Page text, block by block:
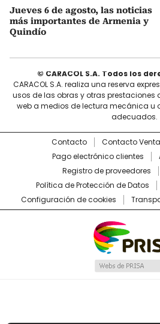
Jueves 6 de agosto, las noticias
más importantes de Armenia y
Quindío
© CARACOL S.A. Todos los
CARACOL S.A. realiza una reserva
usos de las obras y otras prestaciones
web a medios de lectura mecánica u
adecuados.
Contacto Contacto
Pago electrónico clientes
Registro de proveedores
Política de Protección de Datos
Configuración de cookies